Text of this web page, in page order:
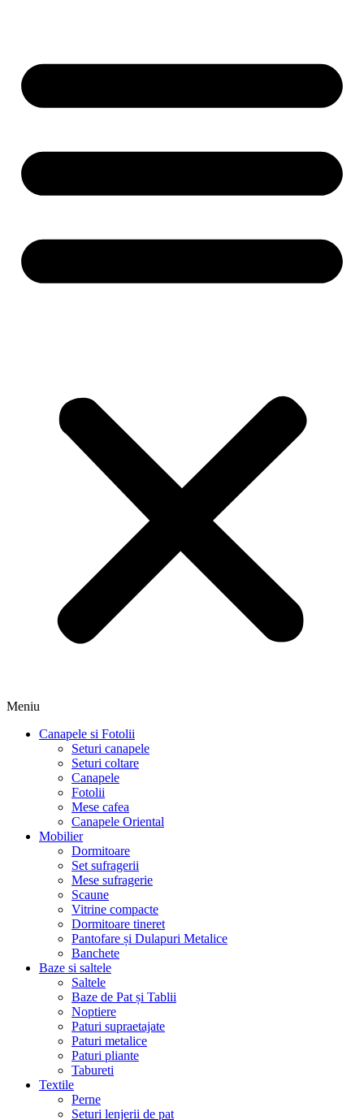
Meniu
Canapele si Fotolii
Seturi canapele
Seturi coltare
Canapele
Fotolii
Mese cafea
Canapele Oriental
Mobilier
Dormitoare
Set sufragerii
Mese sufragerie
Scaune
Vitrine compacte
Dormitoare tineret
Pantofare și Dulapuri Metalice
Banchete
Baze si saltele
Saltele
Baze de Pat și Tablii
Noptiere
Paturi supraetajate
Paturi metalice
Paturi pliante
Tabureti
Textile
Perne
Seturi lenjerii de pat